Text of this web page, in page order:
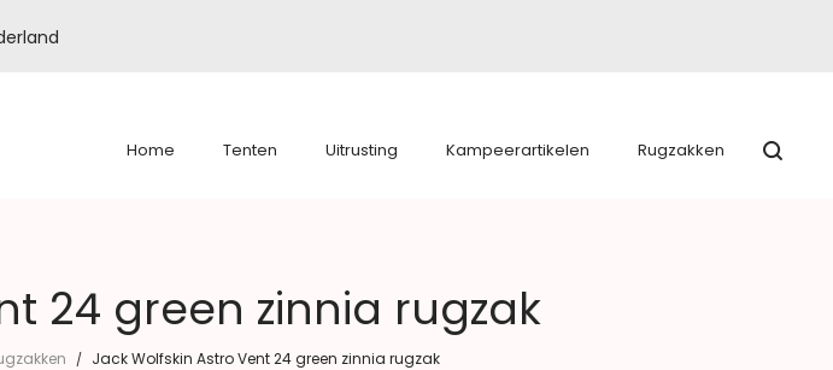
Home Tenten Uitrusting Kampeerartikelen Rugzakken
24 green zinnia rugzak
/ Jack Wolfskin Astro Vent 24 green zinnia rugzak